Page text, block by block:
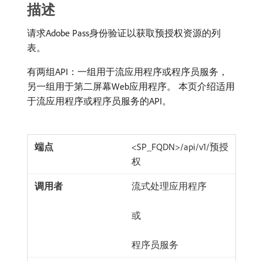
描述
请求Adobe Pass身份验证以获取预授权资源的列
表。
有两组API：一组用于流应用程序或程序员服务，
另一组用于第二屏幕Web应用程序。 本页介绍适用
于流应用程序或程序员服务的API。
<SP_FQDN>/api/v1/预授
权
流式处理应用程序
或
程序员服务